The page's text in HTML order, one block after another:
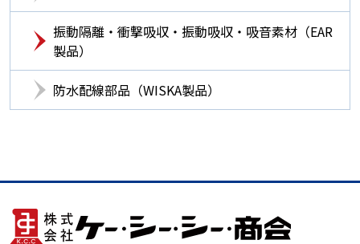
振動隔離・衝撃吸収・振動吸収・吸音素材（EAR
製品）
防水配線部品（WISKA製品）